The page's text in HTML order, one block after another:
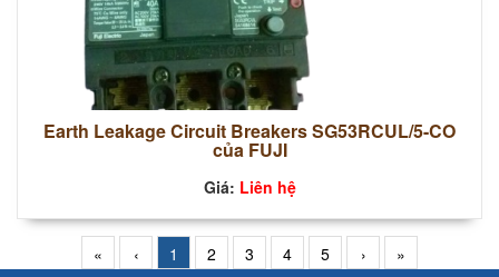
Earth Leakage Circuit Breakers SG53RCUL/5-CO
của FUJI
Giá: Liên hệ
« ‹ 1 2 3 4 5 › »